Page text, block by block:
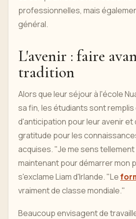
professionnelles, mais
général.
L'avenir : faire
tradition
Alors que leur séjour à l'école
sa fin, les étudiants sont remplis
d'anticipation pour leur avenir et
gratitude pour les
acquises. "Je me sens
maintenant pour démarrer mon
s'exclame Liam d'Irlande. "Le
vraiment de classe mondiale."
Beaucoup envisagent de